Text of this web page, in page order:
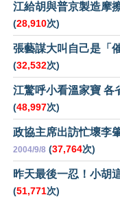
江給胡與普京製造摩
(28,910次)
張藝謀大叫自己是「
(32,532次)
江驚呼小看溫家寶 各
(48,997次)
政協主席出訪忙壞李
2004/9/8 (37,764次)
昨天最後一忍！小胡
(51,771次)